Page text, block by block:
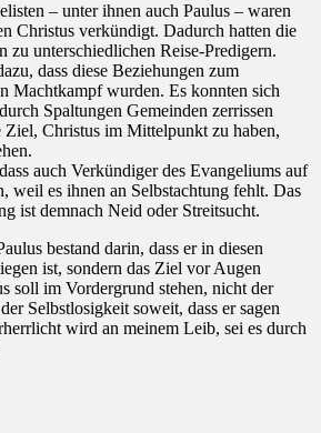
– unter ihnen auch Paulus – waren
Christus verkündigt. Dadurch hatten die
zu unterschiedlichen Reise-Predigern.
dass diese Beziehungen zum
Machtkampf wurden. Es konnten sich
Spaltungen Gemeinden zerrissen
Ziel, Christus im Mittelpunkt zu haben,
auch Verkündiger des Evangeliums auf
weil es ihnen an Selbstachtung fehlt. Das
ist demnach Neid oder Streitsucht.
bestand darin, dass er in diesen
ist, sondern das Ziel vor Augen
soll im Vordergrund stehen, nicht der
Selbstlosigkeit soweit, dass er sagen
wird an meinem Leib, sei es durch